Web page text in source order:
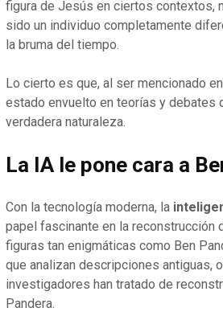
figura de Jesús en ciertos contextos,
sido un individuo completamente
la bruma del tiempo.
Lo cierto es que, al ser mencionado
estado envuelto en teorías y debates
verdadera naturaleza.
La IA le pone cara a
Con la tecnología moderna, la
papel fascinante en la
figuras tan enigmáticas como Ben
que analizan descripciones antiguas,
investigadores han tratado de
Pandera.